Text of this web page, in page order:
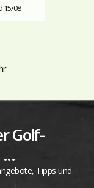
15/08
Golf-
Tipps und